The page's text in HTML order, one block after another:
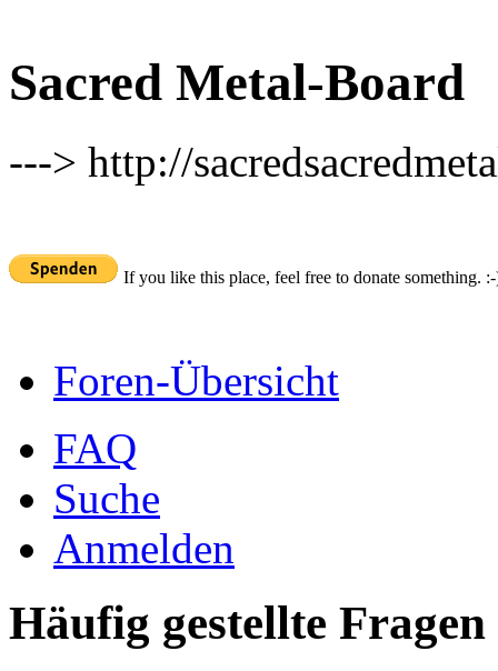
Sacred Metal-Board
---> http://
If you like this place, feel free to donate something.
Foren-Übersicht
FAQ
Suche
Anmelden
Häufig gestellte Fragen